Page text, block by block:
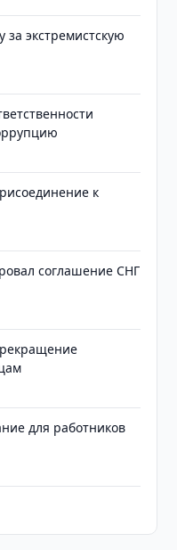
за экстремистскую
к
соглашение СНГ
для работников